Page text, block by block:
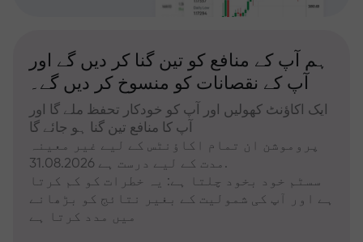
ہم آپ کے منافع کو تین گنا کر دیں گے اور
آپ کے نقصانات کو منسوخ کر دیں گے۔
ایک اکاؤنٹ کھولیں اور آپ کو خودکار تحفظ ملے گا اور
آپ کا منافع تین گنا ہو جائے گا
پروموشن ان تمام اکاؤنٹس کے لیے غیر معینہ
مدت کے لیے درست ہے 31.08.2026.
سسٹم خود بخود چلتا ہے: یہ خطرات کو کم کرتا
ہے اور آپ کی شمولیت کے بغیر نتائج کو بڑھانے
میں مدد کرتا ہے